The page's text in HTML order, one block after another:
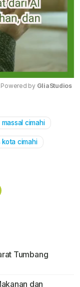
Powered by GliaStudios
cimahi
kota cimahi
Tumbang
dan